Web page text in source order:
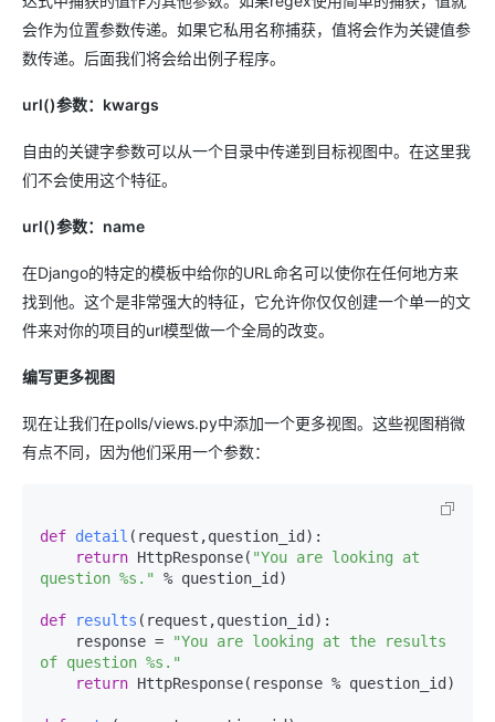
会作为位置参数传递。如果它私用名称捕获，值将会作为关键值参
数传递。后面我们将会给出例子程序。
url()参数：kwargs
自由的关键字参数可以从一个目录中传递到目标视图中。在这里我
们不会使用这个特征。
url()参数：name
在Django的特定的模板中给你的URL命名可以使你在任何地方来
找到他。这个是非常强大的特征，它允许你仅仅创建一个单一的文
件来对你的项目的url模型做一个全局的改变。
编写更多视图
现在让我们在polls/views.py中添加一个更多视图。这些视图稍微
有点不同，因为他们采用一个参数：
def detail ( request,question_id ):
return HttpResponse( "You are looking at
question %s."
% question_id)
def results ( request,question_id ):
    response =
"You are looking at the results
of question %s."
return HttpResponse(response % question_id)